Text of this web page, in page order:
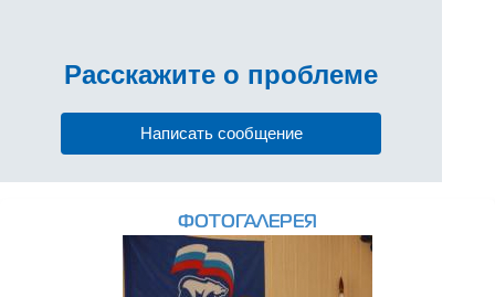
Расскажите о проблеме
Написать сообщение
ФОТОГАЛЕРЕЯ